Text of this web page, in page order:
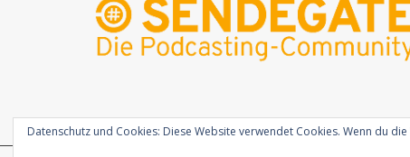
Datenschutz und Cookies: Diese Website verwendet Cookies. Wenn du